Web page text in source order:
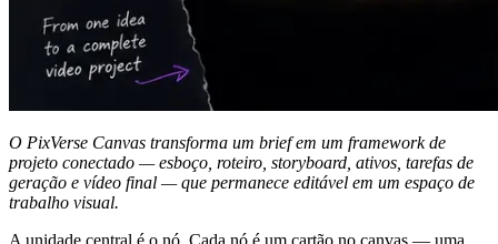
O PixVerse Canvas transforma um brief em um framework de
projeto conectado — esboço, roteiro, storyboard, ativos, tarefas de
geração e vídeo final — que permanece editável em um espaço de
trabalho visual.